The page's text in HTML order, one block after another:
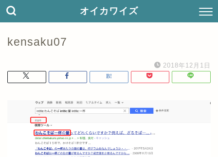
オイカワイズ
kensaku07
2018年12月1日